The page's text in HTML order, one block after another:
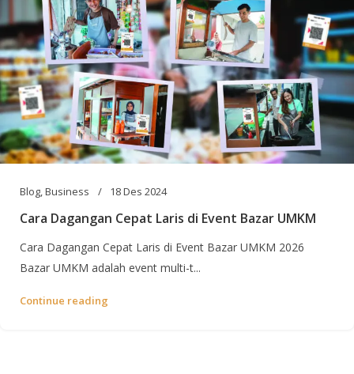
Blog,Business 18 Des 2024
Cara Dagangan Cepat Laris di Event Bazar UMKM
Cara Dagangan Cepat Laris di Event Bazar UMKM 2026
Bazar UMKM adalah event multi-t...
Continue reading